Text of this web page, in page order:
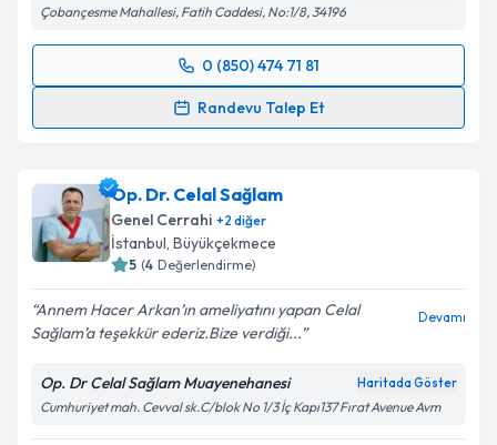
Çobançesme Mahallesi, Fatih Caddesi, No:1/8, 34196
0 (850) 474 71 81
Randevu Talep Et
Randevu Takvimi Talebi
takvim hazırlandığında e-posta ile bilgilendireceğiz.
E-posta Adresiniz
Kişisel verilerimin işlenmesine ilişkin
kapsamda işlenmesini kabul ediyorum.
Op. Dr. Celal Sağlam
Genel Cerrahi +2 diğer
İstanbul, Büyükçekmece
5 (4 Değerlendirme)
Annem Hacer Arkan’ın ameliyatını yapan Celal
Sağlam’a teşekkür ederiz.Bize verdiği...
Devamı
Op. Dr Celal Sağlam Muayenehanesi Haritada Göster
Cumhuriyet mah. Cevval sk.C/blok No 1/3 İç Kapı137 Fırat Avenue Avm